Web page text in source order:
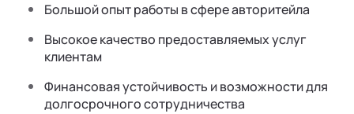
Большой опыт работы в сфере авторитейла
Высокое качество предоставляемых услуг
клиентам
Финансовая устойчивость и возможности для
долгосрочного сотрудничества